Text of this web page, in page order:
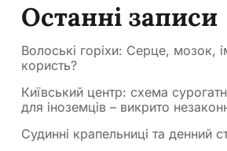
Останні записи
Волоські горіхи: Серце, мозок,
користь?
Київський центр: схема
для іноземців – викрито
Судинні крапельниці та денний